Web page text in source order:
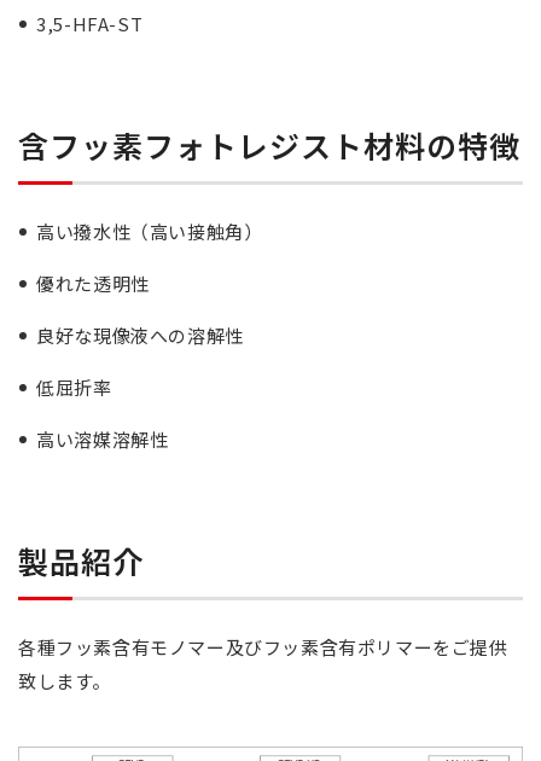
3,5-HFA-ST
含フッ素フォトレジスト材料の特徴
高い撥水性（高い接触角）
優れた透明性
良好な現像液への溶解性
低屈折率
高い溶媒溶解性
製品紹介
各種フッ素含有モノマー及びフッ素含有ポリマーをご提供
致します。